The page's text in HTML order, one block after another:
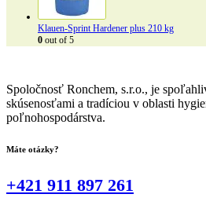
Klauen-Sprint Hardener plus 210 kg
0 out of 5
Spoločnosť Ronchem, s.r.o., je
skúsenosťami a tradíciou v oblasti
poľnohospodárstva.
Máte otázky?
+421 911 897 261